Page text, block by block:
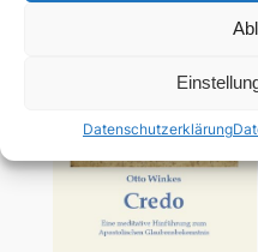
Datenschutzerklärung